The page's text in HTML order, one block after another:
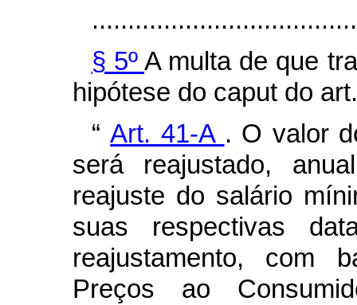
§ 5º A multa de que
hipótese do caput do
“Art. 41-A . O valor
será reajustado,
reajuste do salário
suas respectivas
reajustamento, com
Preços ao